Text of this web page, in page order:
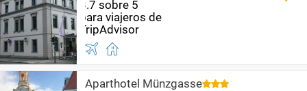
Aparthotel Münzgasse